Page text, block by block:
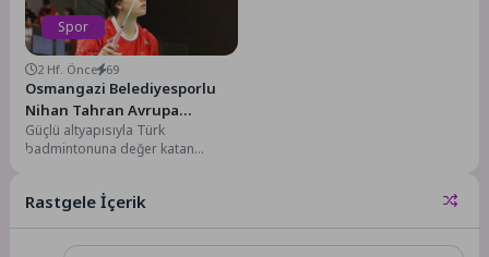
Spor
2 Hf. Önce 69
Osmangazi Belediyesporlu
Nihan Tahran Avrupa
Yolunda
Güçlü altyapısıyla Türk
badmintonuna değer katan
antrenörüyle U15 Avrupa
Rastgele İçerik